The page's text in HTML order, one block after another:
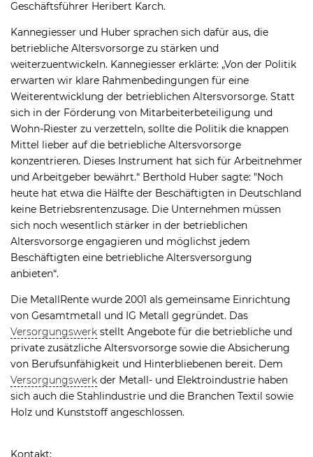
Geschäftsführer Heribert Karch.
Kannegiesser und Huber sprachen sich dafür aus, die
betriebliche Altersvorsorge zu stärken und
weiterzuentwickeln. Kannegiesser erklärte: „Von der Politik
erwarten wir klare Rahmenbedingungen für eine
Weiterentwicklung der betrieblichen Altersvorsorge. Statt
sich in der Förderung von Mitarbeiterbeteiligung und
Wohn-Riester zu verzetteln, sollte die Politik die knappen
Mittel lieber auf die betriebliche Altersvorsorge
konzentrieren. Dieses Instrument hat sich für Arbeitnehmer
und Arbeitgeber bewährt.“ Berthold Huber sagte: "Noch
heute hat etwa die Hälfte der Beschäftigten in Deutschland
keine Betriebsrentenzusage. Die Unternehmen müssen
sich noch wesentlich stärker in der betrieblichen
Altersvorsorge engagieren und möglichst jedem
Beschäftigten eine betriebliche Altersversorgung
anbieten“.
Die MetallRente wurde 2001 als gemeinsame Einrichtung
von Gesamtmetall und IG Metall gegründet. Das
Versorgungswerk stellt Angebote für die betriebliche und
private zusätzliche Altersvorsorge sowie die Absicherung
von Berufsunfähigkeit und Hinterbliebenen bereit. Dem
Versorgungswerk der Metall- und Elektroindustrie haben
sich auch die Stahlindustrie und die Branchen Textil sowie
Holz und Kunststoff angeschlossen.
Kontakt: